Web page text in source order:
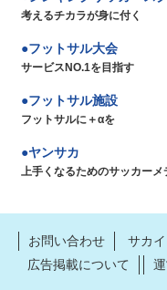
考えるチカラが身に付く
フットサル大会
サービスNO.1を目指す
フットサル施設
フットサルに＋αを
ヤンサカ
上手くなるためのサッカーメ
お問い合わせ サカ
広告掲載について